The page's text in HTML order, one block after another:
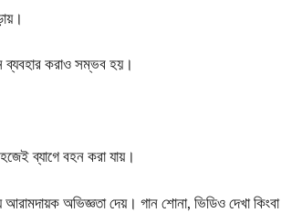
ব্যবহার করাও সম্ভব হয়।
ব্যাগে বহন করা যায়।
আরামদায়ক অভিজ্ঞতা দেয়। গান শোনা, ভিডিও দেখা কিংবা